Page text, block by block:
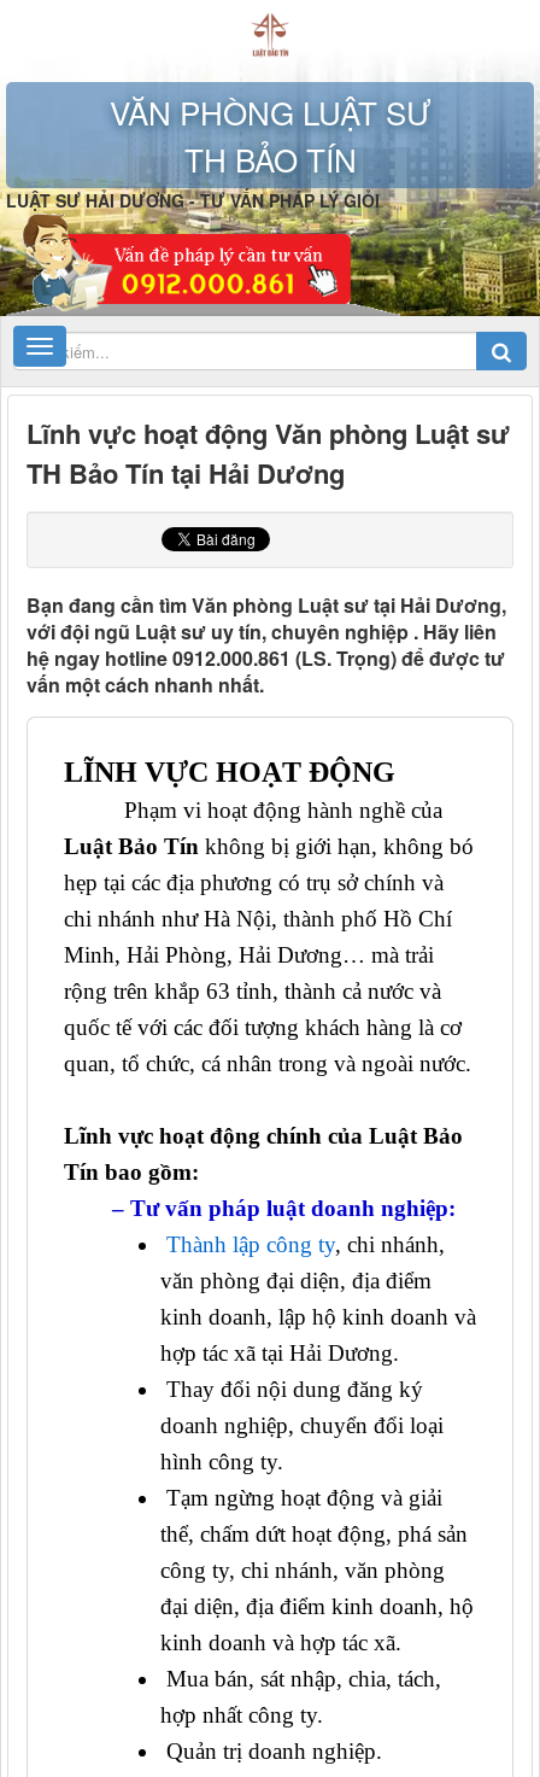
VĂN PHÒNG LUẬT SƯ
TH BẢO TÍN
LUẬT SƯ HẢI DƯƠNG - TƯ VẤN PHÁP LÝ GIỎI
Lĩnh vực hoạt động Văn phòng Luật sư
TH Bảo Tín tại Hải Dương
Bạn đang cần tìm Văn phòng Luật sư tại Hải Dương,
với đội ngũ Luật sư uy tín, chuyên nghiệp . Hãy liên
hệ ngay hotline 0912.000.861 (LS. Trọng) để được tư
vấn một cách nhanh nhất.
LĨNH VỰC HOẠT ĐỘNG
Phạm vi hoạt động hành nghề của
Luật Bảo Tín không bị giới hạn, không bó
hẹp tại các địa phương có trụ sở chính và
chi nhánh như Hà Nội, thành phố Hồ Chí
Minh, Hải Phòng, Hải Dương… mà trải
rộng trên khắp 63 tỉnh, thành cả nước và
quốc tế với các đối tượng khách hàng là cơ
quan, tổ chức, cá nhân trong và ngoài nước.
Lĩnh vực hoạt động chính của Luật Bảo
Tín bao gồm:
– Tư vấn pháp luật doanh nghiệp:
Thành lập công ty, chi nhánh,
văn phòng đại diện, địa điểm
kinh doanh, lập hộ kinh doanh và
hợp tác xã tại Hải Dương.
Thay đổi nội dung đăng ký
doanh nghiệp, chuyển đổi loại
hình công ty.
Tạm ngừng hoạt động và giải
thể, chấm dứt hoạt động, phá sản
công ty, chi nhánh, văn phòng
đại diện, địa điểm kinh doanh, hộ
kinh doanh và hợp tác xã.
Mua bán, sát nhập, chia, tách,
hợp nhất công ty.
Quản trị doanh nghiệp.